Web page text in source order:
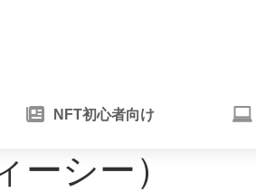
NFT初心者向け
シー）